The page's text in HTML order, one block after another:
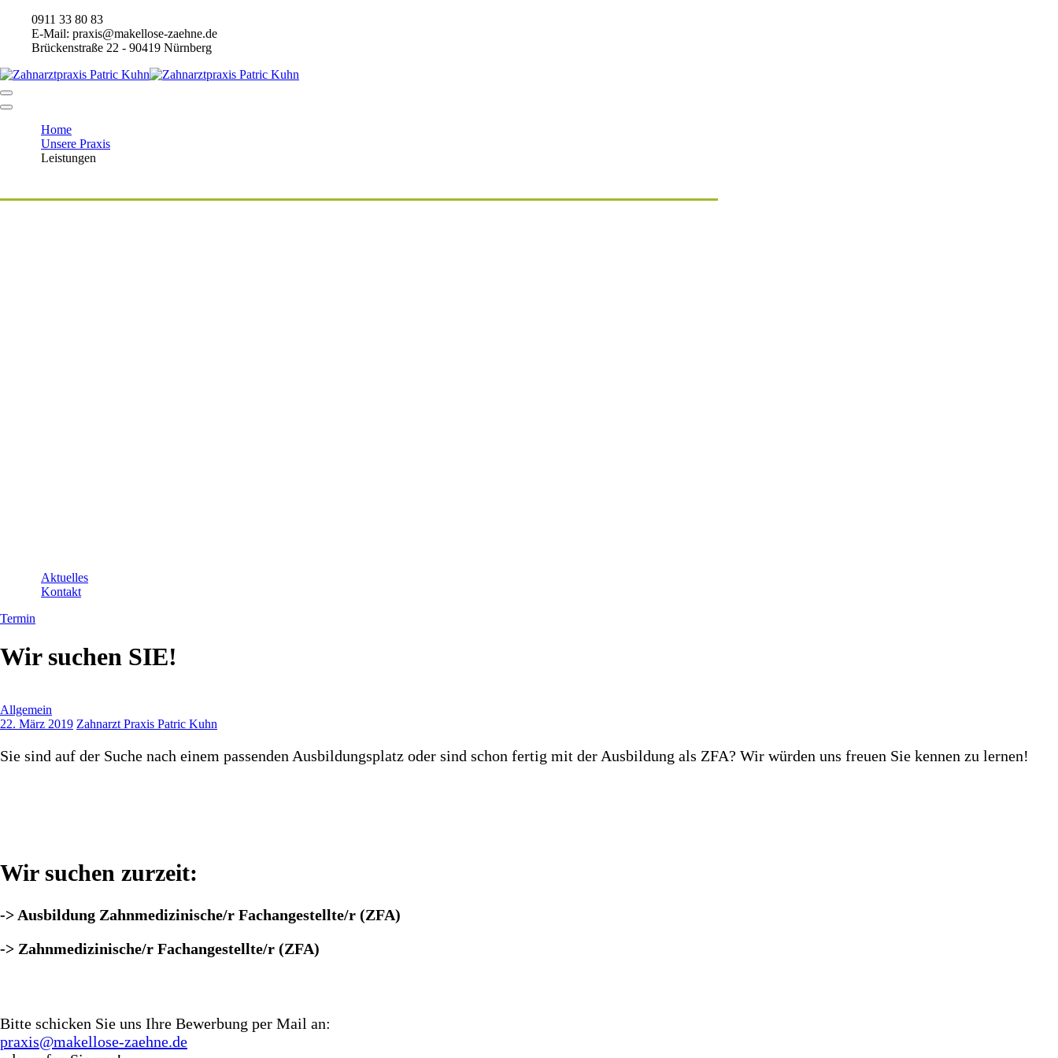
content
0911 33 80 83
E-Mail: praxis@makellose-zaehne.de
Brückenstraße 22 - 90419 Nürnberg
Home
Unsere Praxis
Leistungen
Aktuelles
Kontakt
Termin
Wir suchen SIE!
Allgemein
22. März 2019 Zahnarzt Praxis Patric Kuhn
Sie sind auf der Suche nach einem passenden Ausbildungsplatz oder sind schon fertig mit der Ausbildung als ZFA? Wir würden uns freuen Sie kennen zu lernen!
Wir suchen zurzeit:
-> Ausbildung Zahnmedizinische/r Fachangestellte/r (ZFA)
-> Zahnmedizinische/r Fachangestellte/r (ZFA)
Bitte schicken Sie uns Ihre Bewerbung per Mail an:
praxis@makellose-zaehne.de